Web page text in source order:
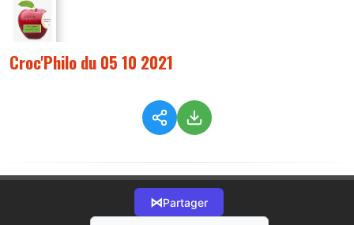
Croc'Philo du 05 10 2021
⋈Partager